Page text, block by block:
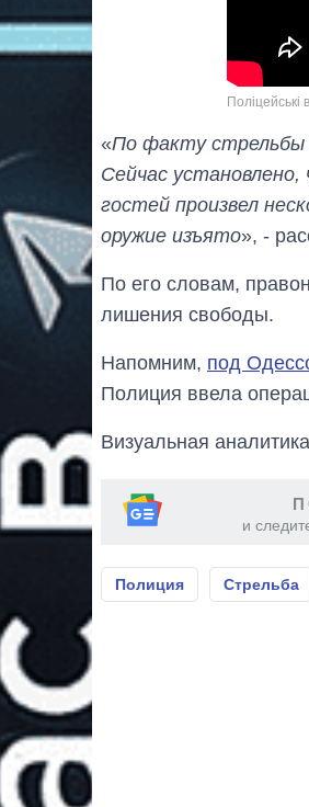
Поліцейські
«По факту стрельбы
Сейчас
гостей произвел
оружие изъято», -
По его словам,
лишения свободы.
Напомним, под
Полиция ввела
Визуальная
и
Полиция Стрельба